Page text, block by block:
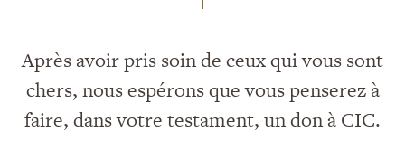
Après avoir pris soin de ceux qui vous sont
chers, nous espérons que vous penserez à
faire, dans votre testament, un don à CIC.